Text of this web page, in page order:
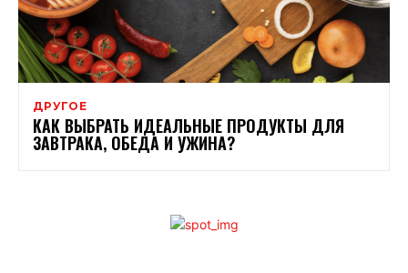
ДРУГОЕ
КАК ВЫБРАТЬ ИДЕАЛЬНЫЕ ПРОДУКТЫ ДЛЯ
ЗАВТРАКА, ОБЕДА И УЖИНА?